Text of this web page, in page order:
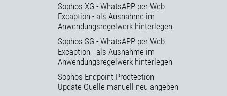
Sophos XG - WhatsAPP per Web
Excaption - als Ausnahme im
Anwendungsregelwerk hinterlegen
Sophos SG - WhatsAPP per Web
Excaption - als Ausnahme im
Anwendungsregelwerk hinterlegen
Sophos Endpoint Prodtection -
Update Quelle manuell neu angeben